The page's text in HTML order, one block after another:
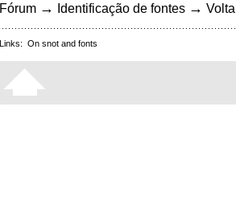
Fórum → Identificação de fontes →
Links: On snot and fonts